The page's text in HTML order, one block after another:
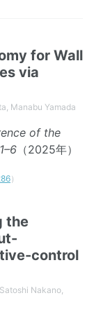
for Wall
via
Manabu Yamada
of the
（2025年）
）
the
control
Nakano,